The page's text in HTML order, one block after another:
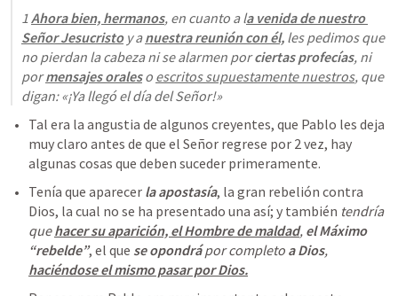
1 Ahora bien, hermanos, en cuanto a la venida de nuestro
Señor Jesucristo y a nuestra reunión con él, les pedimos que
no pierdan la cabeza ni se alarmen por ciertas profecías, ni
por mensajes orales o escritos supuestamente nuestros, que
digan: «¡Ya llegó el día del Señor!»
Tal era la angustia de algunos creyentes, que Pablo les deja
muy claro antes de que el Señor regrese por 2 vez, hay
algunas cosas que deben suceder primeramente.
Tenía que aparecer la apostasía, la gran rebelión contra
Dios, la cual no se ha presentado una así; y también tendría
que hacer su aparición, el Hombre de maldad, el Máximo
“rebelde”, el que se opondrá por completo a Dios
haciéndose el mismo pasar por Dios.